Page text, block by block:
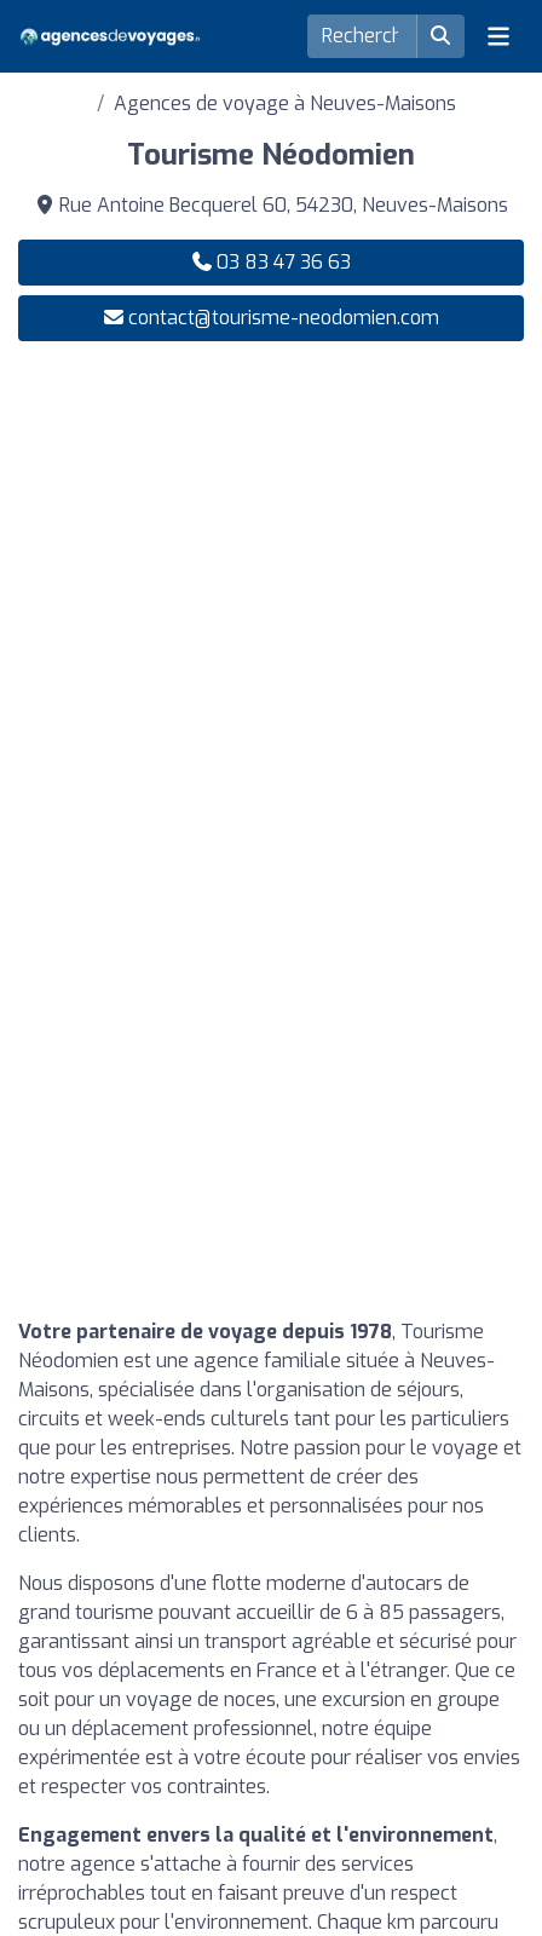
Agences de voyage à Neuves-Maisons
Tourisme Néodomien
Rue Antoine Becquerel 60, 54230, Neuves-Maisons
03 83 47 36 63
contact@tourisme-neodomien.com
Votre partenaire de voyage depuis 1978, Tourisme
Néodomien est une agence familiale située à Neuves-
Maisons, spécialisée dans l'organisation de séjours,
circuits et week-ends culturels tant pour les particuliers
que pour les entreprises. Notre passion pour le voyage et
notre expertise nous permettent de créer des
expériences mémorables et personnalisées pour nos
clients.
Nous disposons d'une flotte moderne d'autocars de
grand tourisme pouvant accueillir de 6 à 85 passagers,
garantissant ainsi un transport agréable et sécurisé pour
tous vos déplacements en France et à l'étranger. Que ce
soit pour un voyage de noces, une excursion en groupe
ou un déplacement professionnel, notre équipe
expérimentée est à votre écoute pour réaliser vos envies
et respecter vos contraintes.
Engagement envers la qualité et l'environnement,
notre agence s'attache à fournir des services
irréprochables tout en faisant preuve d'un respect
scrupuleux pour l'environnement. Chaque km parcouru